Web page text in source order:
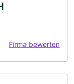
Firma bewerten